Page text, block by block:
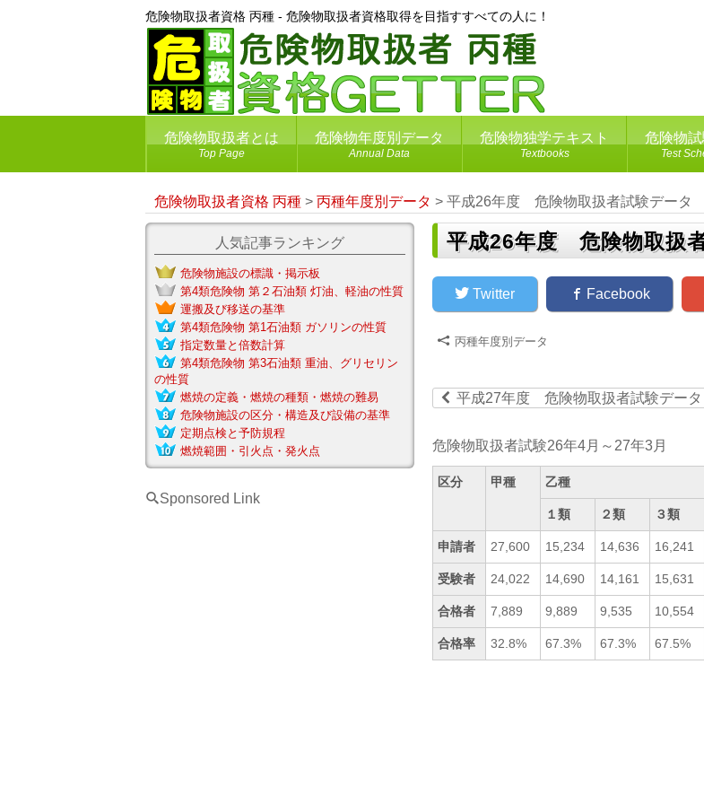
危険物取扱者資格 丙種 - 危険物取扱者資格取得を目指すすべての人に！
危険物取扱者とは
Top Page
危険物年度別データ
Annual Data
危険物独学テキスト
Textbooks
危険物
Test
危険物取扱者資格 丙種 > 丙種年度別データ > 平成26年度 危険物取扱者試験データ
平成26年度 危険物取扱
Twitter Facebook
Z 丙種年度別データ
ù 平成27年度 危険物取扱者試験データ
危険物取扱者試験26年4月～27年3月
区分 甲種 乙種
１類 ２類 ３類
申請者 27,600 15,234 14,636 16,241
受験者 24,022 14,690 14,161 15,631
合格者 7,889 9,889 9,535 10,554
合格率 32.8% 67.3% 67.3% 67.5%
人気記事ランキング
危険物施設の標識・掲示板
第4類危険物 第２石油類 灯油、軽油の性質
運搬及び移送の基準
第4類危険物 第1石油類 ガソリンの性質
指定数量と倍数計算
第4類危険物 第3石油類 重油、グリセリン
の性質
燃焼の定義・燃焼の種類・燃焼の難易
危険物施設の区分・構造及び設備の基準
定期点検と予防規程
燃焼範囲・引火点・発火点
[Sponsored Link